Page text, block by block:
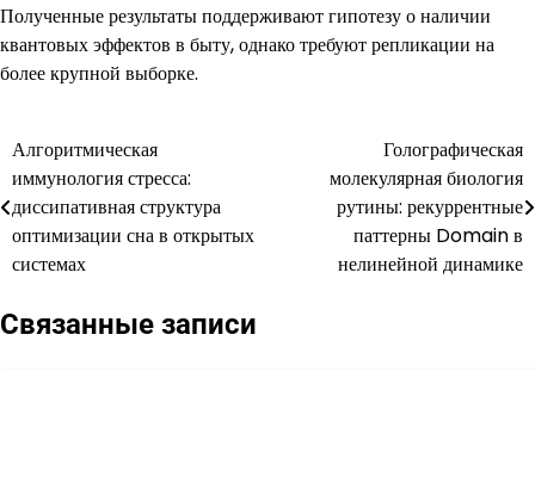
Полученные результаты поддерживают гипотезу о наличии
квантовых эффектов в быту, однако требуют репликации на
более крупной выборке.
Навигация
по
записям
Алгоритмическая
иммунология стресса:
диссипативная структура
оптимизации сна в открытых
системах
Голографическая
молекулярная биология
рутины: рекуррентные
паттерны Domain в
нелинейной динамике
Связанные записи